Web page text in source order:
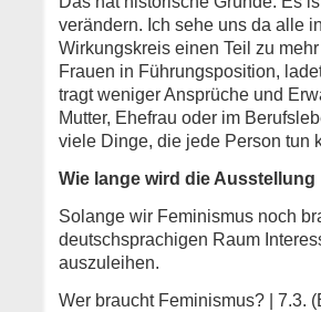
verändern. Ich sehe uns da alle
Wirkungskreis einen Teil zu
Frauen in Führungsposition,
tragt weniger Ansprüche und
Mutter, Ehefrau oder im
viele Dinge, die jede Person tun
Wie lange wird die
Solange wir Feminismus noch
deutschsprachigen Raum
auszuleihen.
Wer braucht Feminismus? | 7.3.